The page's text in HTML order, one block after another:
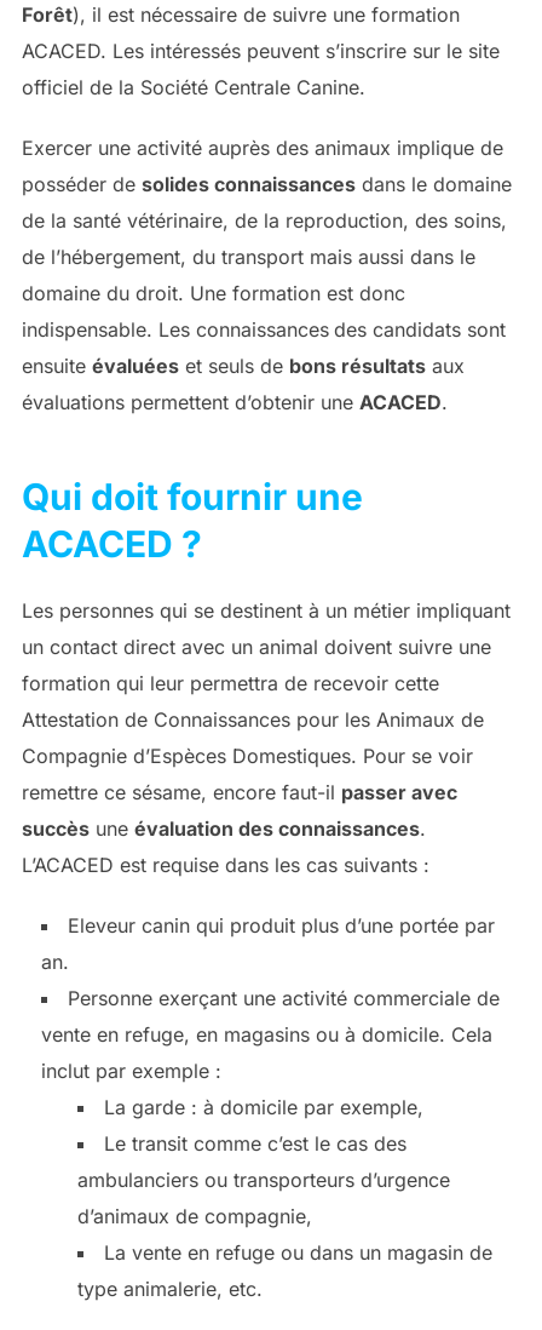
Forêt), il est nécessaire de suivre une formation
ACACED. Les intéressés peuvent s’inscrire sur le site
officiel de la Société Centrale Canine.
Exercer une activité auprès des animaux implique de
posséder de solides connaissancesdans le domaine
de la santé vétérinaire, de la reproduction, des soins,
de l’hébergement, du transport mais aussi dans le
domaine du droit. Une formation est donc
indispensable. Les connaissances des candidats sont
ensuite évaluéeset seuls de bons résultatsaux
évaluations permettent d’obtenir une ACACED.
Qui doit fournir une
ACACED ?
Les personnes qui se destinent à un métier impliquant
un contact direct avec un animal doivent suivre une
formation qui leur permettra de recevoir cette
Attestation de Connaissances pour les Animaux de
Compagnie d’Espèces Domestiques. Pour se voir
remettre ce sésame, encore faut-il passer avec
succèsune évaluation des connaissances.
L’ACACED est requise dans les cas suivants :
Eleveur canin qui produit plus d’une portée par
an.
Personne exerçant une activité commerciale de
vente en refuge, en magasins ou à domicile. Cela
inclut par exemple :
La garde : à domicile par exemple,
Le transit comme c’est le cas des
ambulanciers ou transporteurs d’urgence
d’animaux de compagnie,
La vente en refuge ou dans un magasin de
type animalerie, etc.